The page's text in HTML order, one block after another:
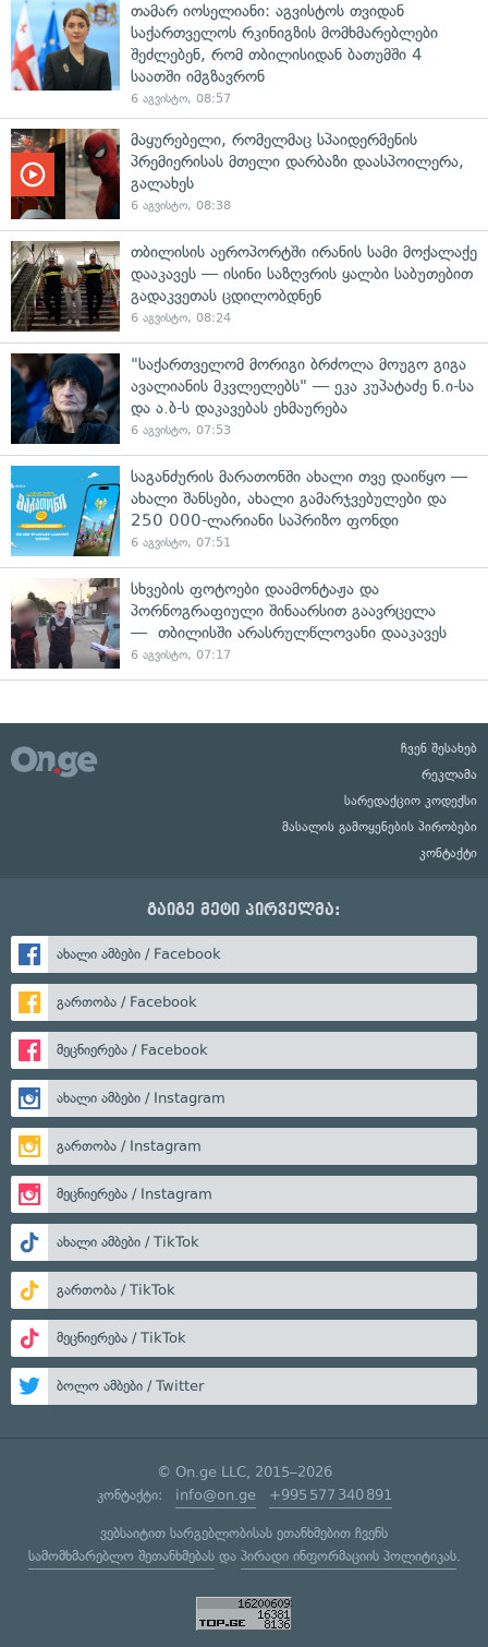
თამარ იოსელიანი: აგვისტოს თვიდან
საქართველოს რკინიგზის მომხმარებლები
შეძლებენ, რომ თბილისიდან ბათუმში 4
საათში იმგზავრონ
6 აგვისტო, 08:57
მაყურებელი, რომელმაც სპაიდერმენის
პრემიერისას მთელი დარბაზი დაასპოილერა,
გალახეს
6 აგვისტო, 08:38
თბილისის აეროპორტში ირანის სამი მოქალაქე
დააკავეს — ისინი საზღვრის ყალბი საბუთებით
გადაკვეთას ცდილობდნენ
6 აგვისტო, 08:24
"საქართველომ მორიგი ბრძოლა მოუგო გიგა
ავალიანის მკვლელებს" — ეკა კუპატაძე ნ.ი-სა
და ა.ბ-ს დაკავებას ეხმაურება
6 აგვისტო, 07:53
საგანძურის მარათონში ახალი თვე დაიწყო —
ახალი შანსები, ახალი გამარჯვებულები და
250 000-ლარიანი საპრიზო ფონდი
6 აგვისტო, 07:51
სხვების ფოტოები დაამონტაჟა და
პორნოგრაფიული შინაარსით გაავრცელა
— თბილისში არასრულწლოვანი დააკავეს
6 აგვისტო, 07:17
ჩვენ შესახებ
რეკლამა
სარედაქციო კოდექსი
მასალის გამოყენების პირობები
კონტაქტი
გაიგე მეტი პირველმა:
ახალი ამბები / Facebook
გართობა / Facebook
მეცნიერება / Facebook
ახალი ამბები / Instagram
გართობა / Instagram
მეცნიერება / Instagram
ახალი ამბები / TikTok
გართობა / TikTok
მეცნიერება / TikTok
ბოლო ამბები / Twitter
© On.ge LLC, 2015–2026
კონტაქტი: info@on.ge +995 577 340 891
ვებსაიტით სარგებლობისას ეთანხმებით ჩვენს
სამომხმარებლო შეთანხმებასდა პირადი ინფორმაციის პოლიტიკას.